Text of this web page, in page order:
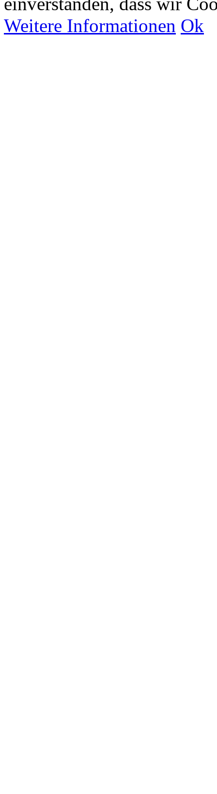
Weitere Informationen Ok